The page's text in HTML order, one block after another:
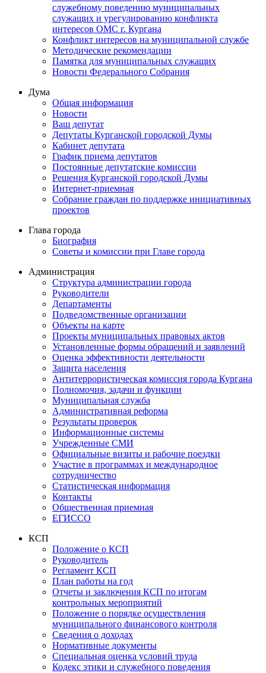
служебному поведению муниципальных
служащих и урегулированию конфликта
интересов ОМС г. Кургана
Конфликт интересов на муниципальной службе
Методические рекомендации
Памятка для муниципальных служащих
Новости Федерального Cобрания
Дума
Общая информация
Новости
Ваш депутат
Депутаты Курганской городской Думы
Кабинет депутата
График приема депутатов
Постоянные депутатские комиссии
Решения Курганской городской Думы
Интернет-приемная
Собрание граждан по поддержке инициативных
проектов
Глава города
Биография
Советы и комиссии при Главе города
Администрация
Структура администрации города
Руководители
Департаменты
Подведомственные организации
Объекты на карте
Проекты муниципальных правовых актов
Установленные формы обращений и заявлений
Оценка эффективности деятельности
Защита населения
Антитеррористическая комиссия города Кургана
Полномочия, задачи и функции
Муниципальная служба
Административная реформа
Результаты проверок
Информационные системы
Учрежденные СМИ
Официальные визиты и рабочие поездки
Участие в программах и международное
сотрудничество
Статистическая информация
Контакты
Общественная приемная
ЕГИССО
КСП
Положение о КСП
Руководитель
Регламент КСП
План работы на год
Отчеты и заключения КСП по итогам
контрольных мероприятий
Положение о порядке осуществления
муниципального финансового контроля
Сведения о доходах
Нормативные документы
Специальная оценка условий труда
Кодекс этики и служебного поведения